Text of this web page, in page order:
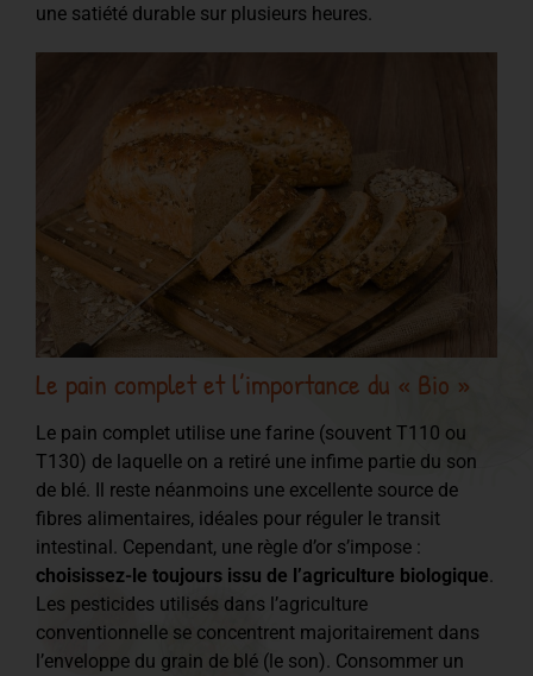
une satiété durable sur plusieurs heures.
Le pain complet et l’importance du « Bio »
Le pain complet utilise une farine (souvent T110 ou
T130) de laquelle on a retiré une infime partie du son
de blé. Il reste néanmoins une excellente source de
fibres alimentaires, idéales pour réguler le transit
intestinal. Cependant, une règle d’or s’impose :
choisissez-le toujours issu de l’agriculture biologique.
Les pesticides utilisés dans l’agriculture
conventionnelle se concentrent majoritairement dans
l’enveloppe du grain de blé (le son). Consommer un